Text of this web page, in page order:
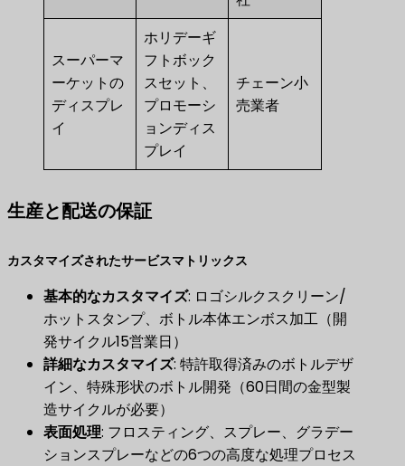
スーパーマ
ーケットの
ディスプレ
イ
ホリデーギ
フトボック
スセット、
プロモーシ
ョンディス
プレイ
チェーン小
売業者
生産と配送の保証
カスタマイズされたサービスマトリックス
基本的なカスタマイズ​: ロゴシルクスクリーン/
ホットスタンプ、ボトル本体エンボス加工（開
発サイクル15営業日）
詳細なカスタマイズ​: 特許取得済みのボトルデザ
イン、特殊形状のボトル開発（60日間の金型製
造サイクルが必要）
表面処理​: フロスティング、スプレー、グラデー
ションスプレーなどの6つの高度な処理プロセス